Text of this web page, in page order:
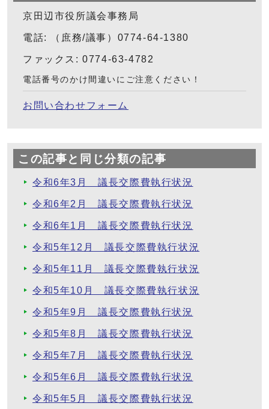
京田辺市役所議会事務局
電話: （庶務/議事）0774-64-1380
ファックス: 0774-63-4782
電話番号のかけ間違いにご注意ください！
お問い合わせフォーム
この記事と同じ分類の記事
令和6年3月 議長交際費執行状況
令和6年2月 議長交際費執行状況
令和6年1月 議長交際費執行状況
令和5年12月 議長交際費執行状況
令和5年11月 議長交際費執行状況
令和5年10月 議長交際費執行状況
令和5年9月 議長交際費執行状況
令和5年8月 議長交際費執行状況
令和5年7月 議長交際費執行状況
令和5年6月 議長交際費執行状況
令和5年5月 議長交際費執行状況